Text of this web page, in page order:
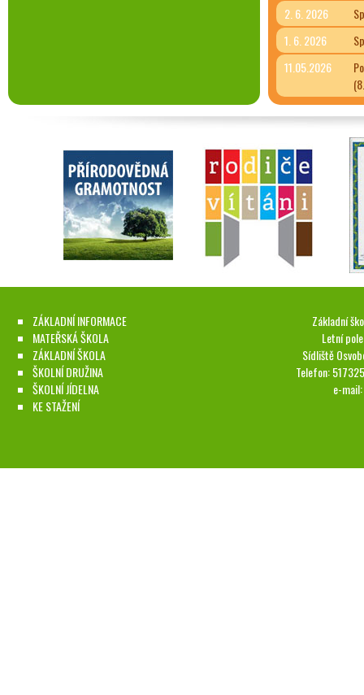
2. 6. 2026
1. 6. 2026
11.05.2026
ZÁKLADNÍ INFORMACE
MATEŘSKÁ ŠKOLA
ZÁKLADNÍ ŠKOLA
ŠKOLNÍ DRUŽINA
ŠKOLNÍ JÍDELNA
KE STAŽENÍ
Základní
Letní
Sídliště
Telefon:
e-mail: